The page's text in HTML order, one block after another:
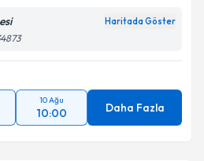
işlenmesine ilişkin
Aydınlatma
ve kişisel verilerimin belirtilen
kabul ediyorum.
Talebini Gönder
Haritada Göster
10 Ağu
10:00 Daha Fazla